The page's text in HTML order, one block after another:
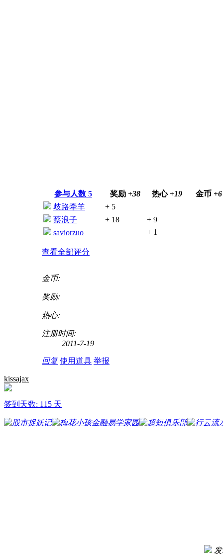
参与人数 5 奖励 +38 热心 +19 金币 +6
歧路牵羊
+ 5
蔡浪子
+ 18
+ 9
saviorzuo
+ 1
查看全部评分
金币:
奖励:
热心:
注册时间:
2011-7-19
回复 使用道具 举报
kissajax
签到天数: 115 天